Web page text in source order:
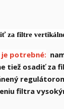
za filtre
potrebné:
tiež osadiť za
filtra